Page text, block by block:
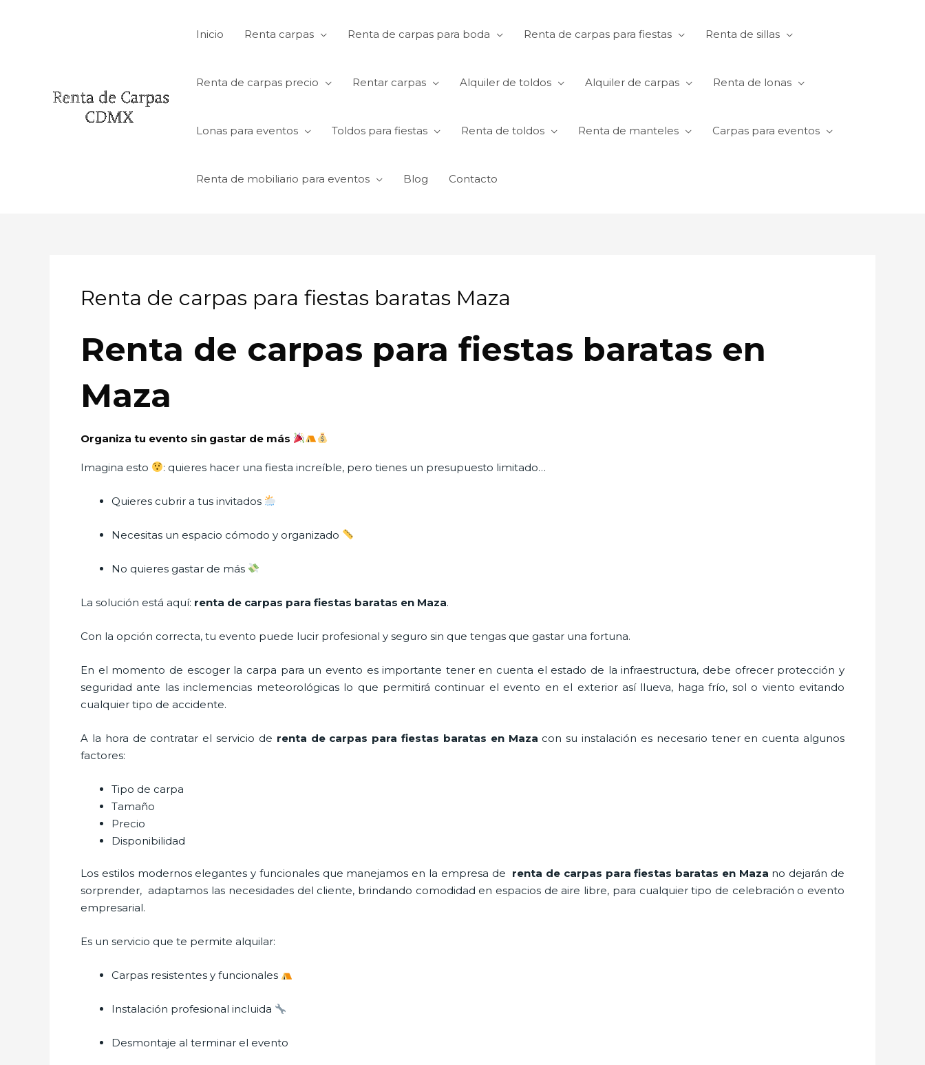
Inicio Renta carpas Renta de carpas para boda Renta de carpas para fiestas Renta de sillas
Renta de carpas precio Rentar carpas Alquiler de toldos Alquiler de carpas Renta de lonas
Lonas para eventos Toldos para fiestas Renta de toldos Renta de manteles Carpas para eventos
Renta de mobiliario para eventos Blog Contacto
Renta de carpas para fiestas baratas Maza
Renta de carpas para fiestas baratas en
Maza
Organiza tu evento sin gastar de más
Imagina esto : quieres hacer una fiesta increíble, pero tienes un presupuesto limitado…
Quieres cubrir a tus invitados
Necesitas un espacio cómodo y organizado
No quieres gastar de más
La solución está aquí: renta de carpas para fiestas baratas en Maza.
Con la opción correcta, tu evento puede lucir profesional y seguro sin que tengas que gastar una fortuna.
En el momento de escoger la carpa para un evento es importante tener en cuenta el estado de la infraestructura, debe ofrecer protección y
seguridad ante las inclemencias meteorológicas lo que permitirá continuar el evento en el exterior así llueva, haga frío, sol o viento evitando
cualquier tipo de accidente.
A la hora de contratar el servicio de renta de carpas para fiestas baratas en Maza con su instalación es necesario tener en cuenta algunos
factores:
Tipo de carpa
Tamaño
Precio
Disponibilidad
Los estilos modernos elegantes y funcionales que manejamos en la empresa de renta de carpas para fiestas baratas en Maza no dejarán de
sorprender, adaptamos las necesidades del cliente, brindando comodidad en espacios de aire libre, para cualquier tipo de celebración o evento
empresarial.
Es un servicio que te permite alquilar:
Carpas resistentes y funcionales
Instalación profesional incluida
Desmontaje al terminar el evento